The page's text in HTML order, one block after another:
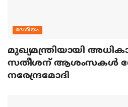
ദേശീയം
മുഖ്യമന്ത്രിയായി
സതീശന് ആശംസകള്‍
നരേന്ദ്രമോദി